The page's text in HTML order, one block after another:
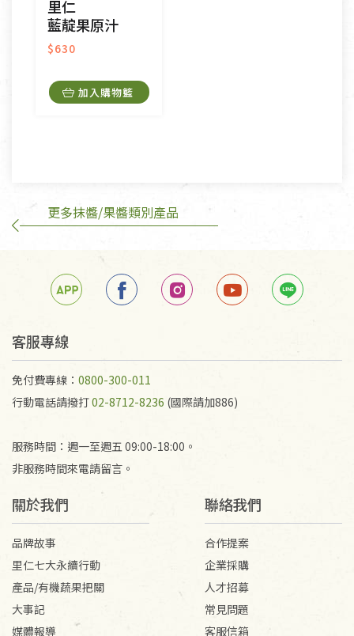
接受原片換新。
衣飾鞋類-如T恤，如於送達後水洗或污損者。
美容保養用品、內衣褲、襪子、口罩等私人消耗性產
內衣褲、襪子、口罩個人衛生用品除商品本身有瑕疵
外,依據《通訊交易解除權合理例外情事適用準
訂購手抄稿退貨需知：
若未保持原包裝方式或未使用原箱退回，導致書籍有
任何折損、磨損、污損或凹角，將不接受退貨，也不
不接受退貨之手抄稿，為敬重法寶故，里仁網購無法
代為結緣處理等。 若需將手抄稿寄還給消費者，因而
產生的運費100元/箱將由消費者負擔。
里仁
藍靛果原汁
$630
加入購物籃
更多抹醬/果醬類別產品
客服專線
免付費專線： 0800-300-011
行動電話請撥打02-8712-8236 (國際請加886)
服務時間：週一至週五 09:00-18:00。
非服務時間來電請留言。
關於我們
品牌故事
里仁七大永續行動
產品/有機蔬果把關
大事記
媒體報導
聯絡我們
合作提案
企業採購
人才招募
常見問題
客服信箱